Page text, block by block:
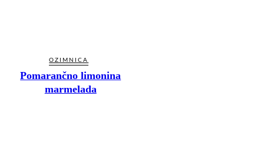
OZIMNICA
Pomarančno limonina
marmelada